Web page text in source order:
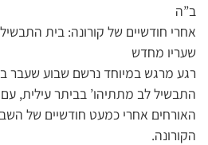
ב”ה
אחרי חודשיים של קורונה: בית
שעריו מחדש
רגע מרגש במיוחד נרשם שבוע
התבשיל לב מתתיהו’ בביתר עילית,
האורחים אחרי כמעט חודשיים של
הקורונה.